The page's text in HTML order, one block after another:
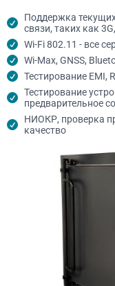
Поддержка
связи, таких как
Wi-Fi 802.11 - все
Wi-Max, GNSS,
Тестирование EMI,
Тестирование
предварительное
НИОКР, проверка
качество